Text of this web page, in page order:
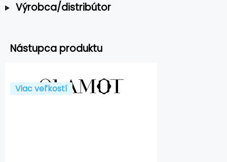
Výrobca/distribútor
Nástupca produktu
Viac veľkostí